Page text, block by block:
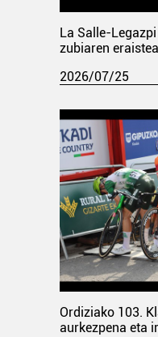
La Salle-
zubiaren eraistea
2026/07/25
Ordiziako 103.
aurkezpena eta